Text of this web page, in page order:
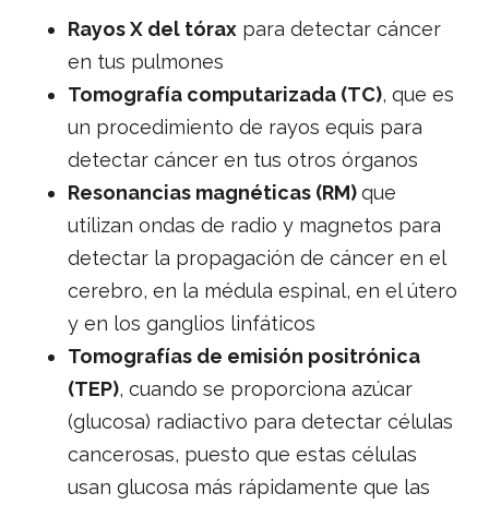
Rayos X del tórax para detectar cáncer
en tus pulmones
Tomografía computarizada (TC), que es
un procedimiento de rayos equis para
detectar cáncer en tus otros órganos
Resonancias magnéticas (RM)que
utilizan ondas de radio y magnetos para
detectar la propagación de cáncer en el
cerebro, en la médula espinal, en el útero
y en los ganglios linfáticos
Tomografías de emisión positrónica
(TEP), cuando se proporciona azúcar
(glucosa) radiactivo para detectar células
cancerosas, puesto que estas células
usan glucosa más rápidamente que las